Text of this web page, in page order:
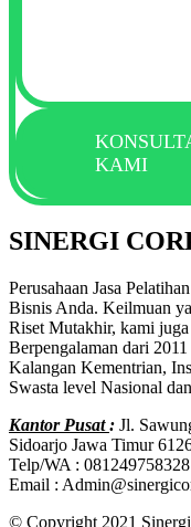
KAMI
SINERGI
Perusahaan Jasa
Bisnis Anda. Keilmuan
Riset Mutakhir, kami
Berpengalaman dari
Kalangan Kementrian,
Swasta level Nasional
Kantor Pusat: Jl.
Sidoarjo Jawa Timur
Telp/WA : 081249758328
Email :
© Copyright 2021